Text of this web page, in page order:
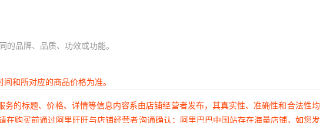
品牌、品质、功效或功能。
和所对应的商品价格为准。
的标题、价格、详情等信息内容系由店铺经营者发布，其真实性、准确性和合法性
购买前通过阿里旺旺与店铺经营者沟通确认；阿里巴巴中国站存在海量店铺，如您